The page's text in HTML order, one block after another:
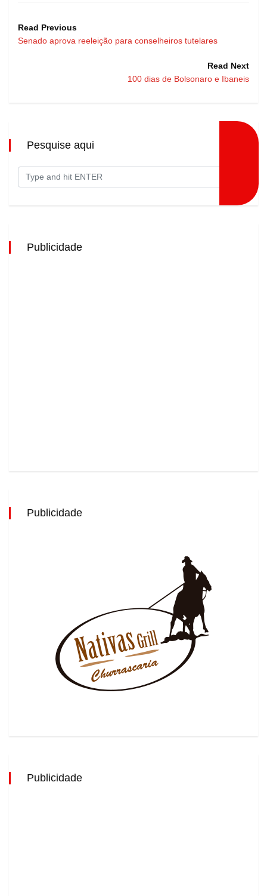
Read Previous
Senado aprova reeleição para conselheiros tutelares
Read Next
100 dias de Bolsonaro e Ibaneis
Pesquise aqui
Publicidade
Publicidade
Publicidade